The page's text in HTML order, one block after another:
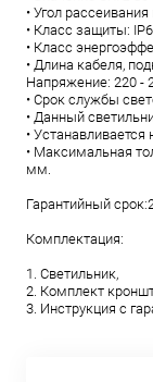
• Угол рассеивания
• Класс защиты:
• Класс
• Длина кабеля,
Напряжение: 220 -
• Срок службы
• Данный
•
• Максимальная
мм.
Гарантийный
Комплектация:
1. Светильник,
2. Комплект
3. Инструкция с